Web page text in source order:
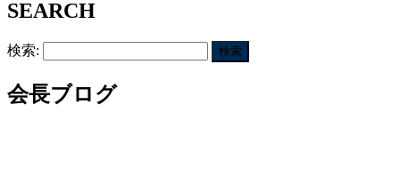
SEARCH
検索:
会長ブログ